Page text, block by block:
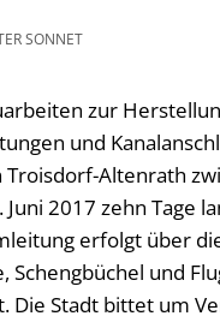
SONNET
zur
und
Troisdorf-Altenrath
2017 zehn Tage
erfolgt über
Schengbüchel und
Die Stadt bittet um